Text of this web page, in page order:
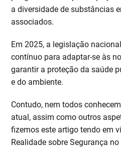
a diversidade de substâncias
associados.
Em 2025, a legislação
contínuo para adaptar-se às
garantir a proteção da saúde
e do ambiente.
Contudo, nem todos
atual, assim como outros
fizemos este artigo tendo em
Realidade sobre Segurança